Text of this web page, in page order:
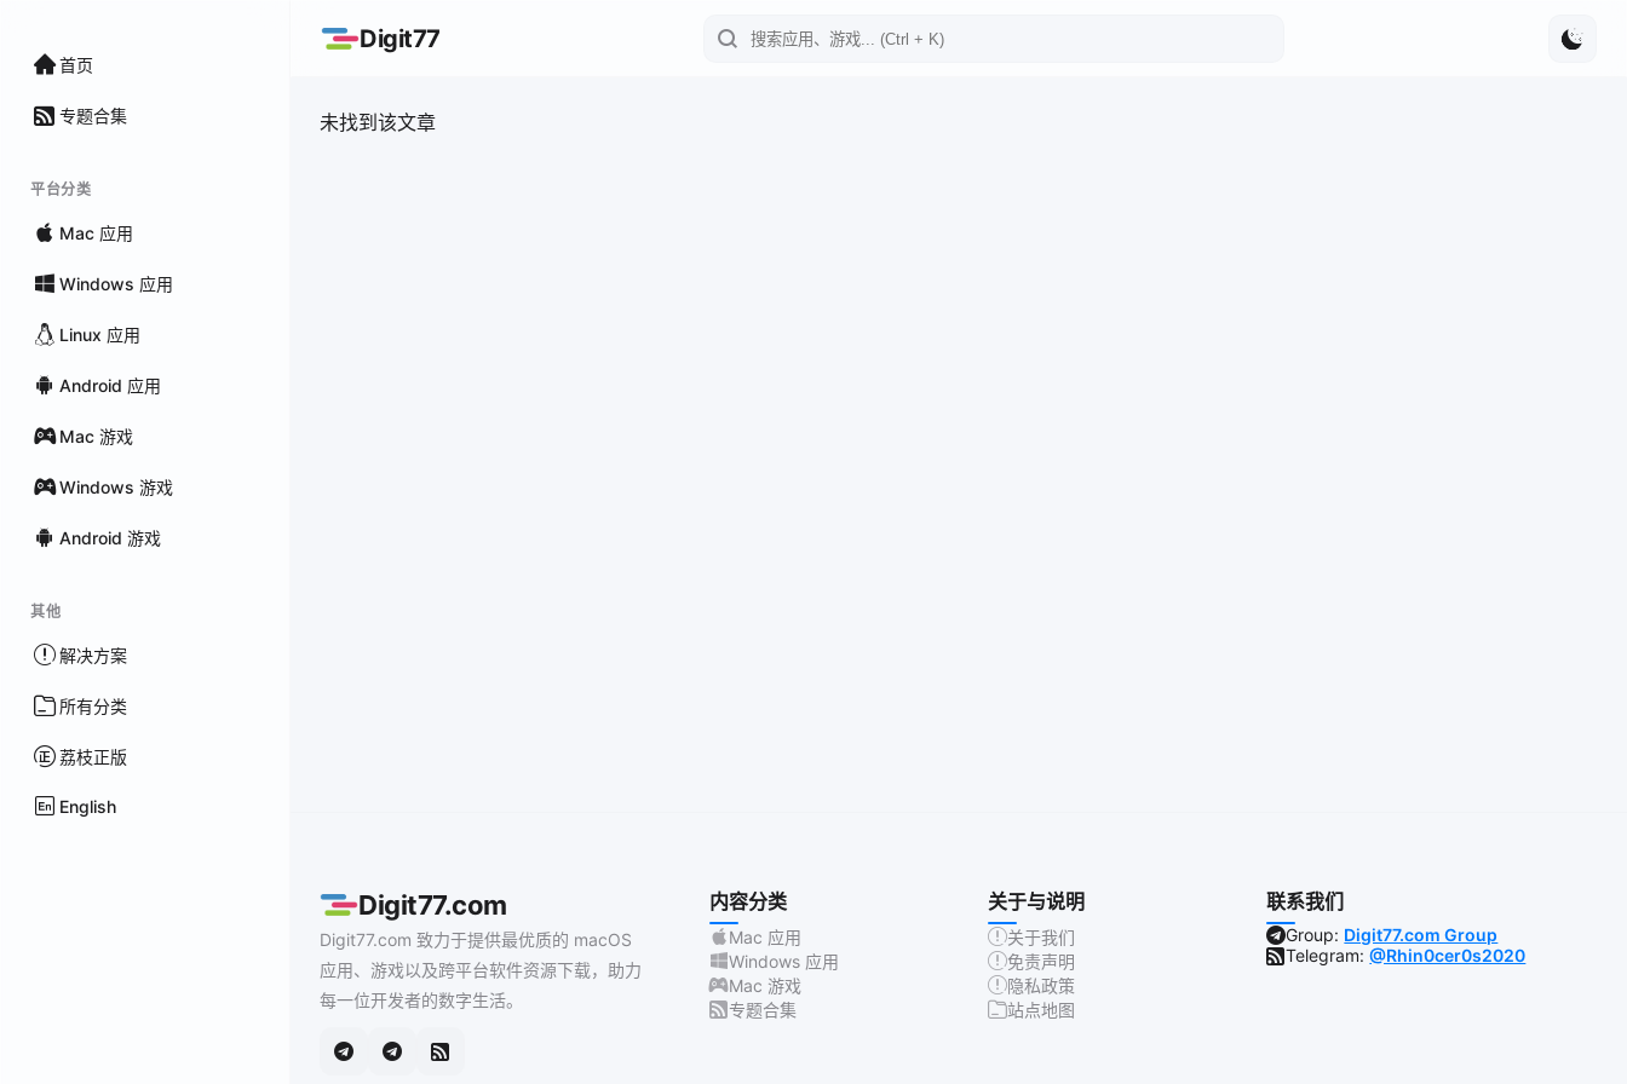
首页
专题合集
平台分类
Mac 应用
Windows 应用
Linux 应用
Android 应用
Mac 游戏
Windows 游戏
Android 游戏
其他
解决方案
所有分类
荔枝正版
English
Digit77
未找到该文章
Digit77.com
Digit77.com 致力于提供最优质的 macOS
应用、游戏以及跨平台软件资源下载，助力
每一位开发者的数字生活。
内容分类
Mac 应用
Windows 应用
Mac 游戏
专题合集
关于与说明
关于我们
免责声明
隐私政策
站点地图
联系我们
Group: Digit77.com Group
Telegram:@Rhin0cer0s2020